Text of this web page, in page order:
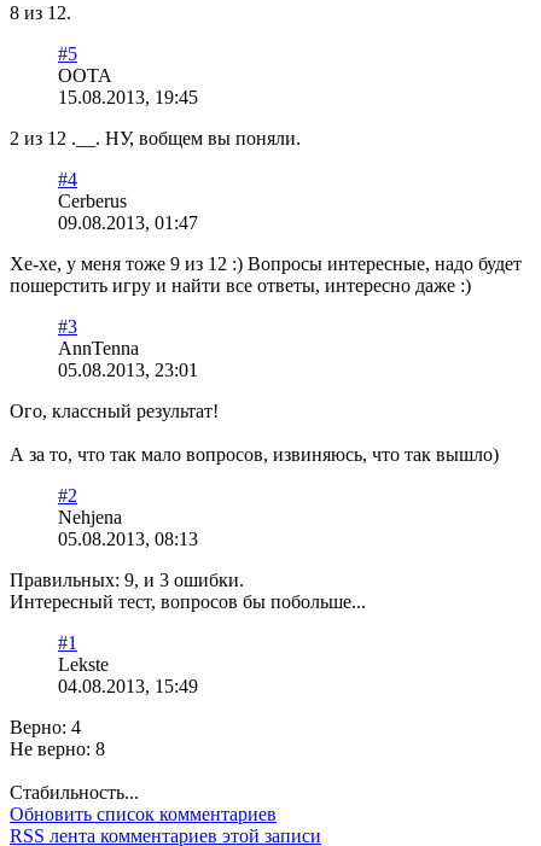
8 из 12.
#5
OOTA
15.08.2013, 19:45
2 из 12 .__. НУ, вобщем вы поняли.
#4
Cerberus
09.08.2013, 01:47
Хе-хе, у меня тоже 9 из 12 :) Вопросы интересные, надо будет
пошерстить игру и найти все ответы, интересно даже :)
#3
AnnTenna
05.08.2013, 23:01
Ого, классный результат!
А за то, что так мало вопросов, извиняюсь, что так вышло)
#2
Nehjena
05.08.2013, 08:13
Правильных: 9, и 3 ошибки.
Интересный тест, вопросов бы побольше...
#1
Lekste
04.08.2013, 15:49
Верно: 4
Не верно: 8
Стабильность...
Обновить список комментариев
RSS лента комментариев этой записи